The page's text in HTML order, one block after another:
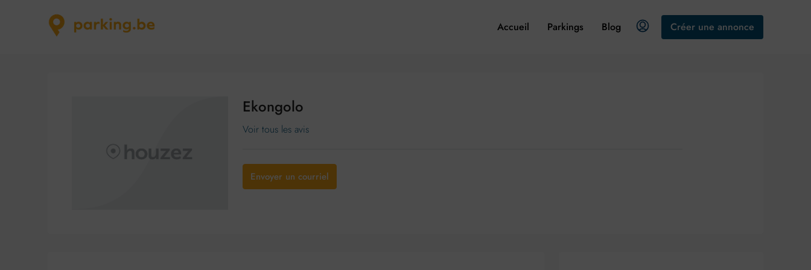
Accueil Parkings Blog Créer une annonce
Ekongolo
Voir tous les avis
Envoyer un courriel